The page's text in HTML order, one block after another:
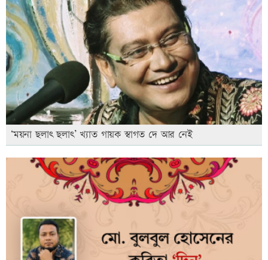
‘ময়না ছলাৎ ছলাৎ’ খ্যাত গায়ক স্বাগত দে আর নেই